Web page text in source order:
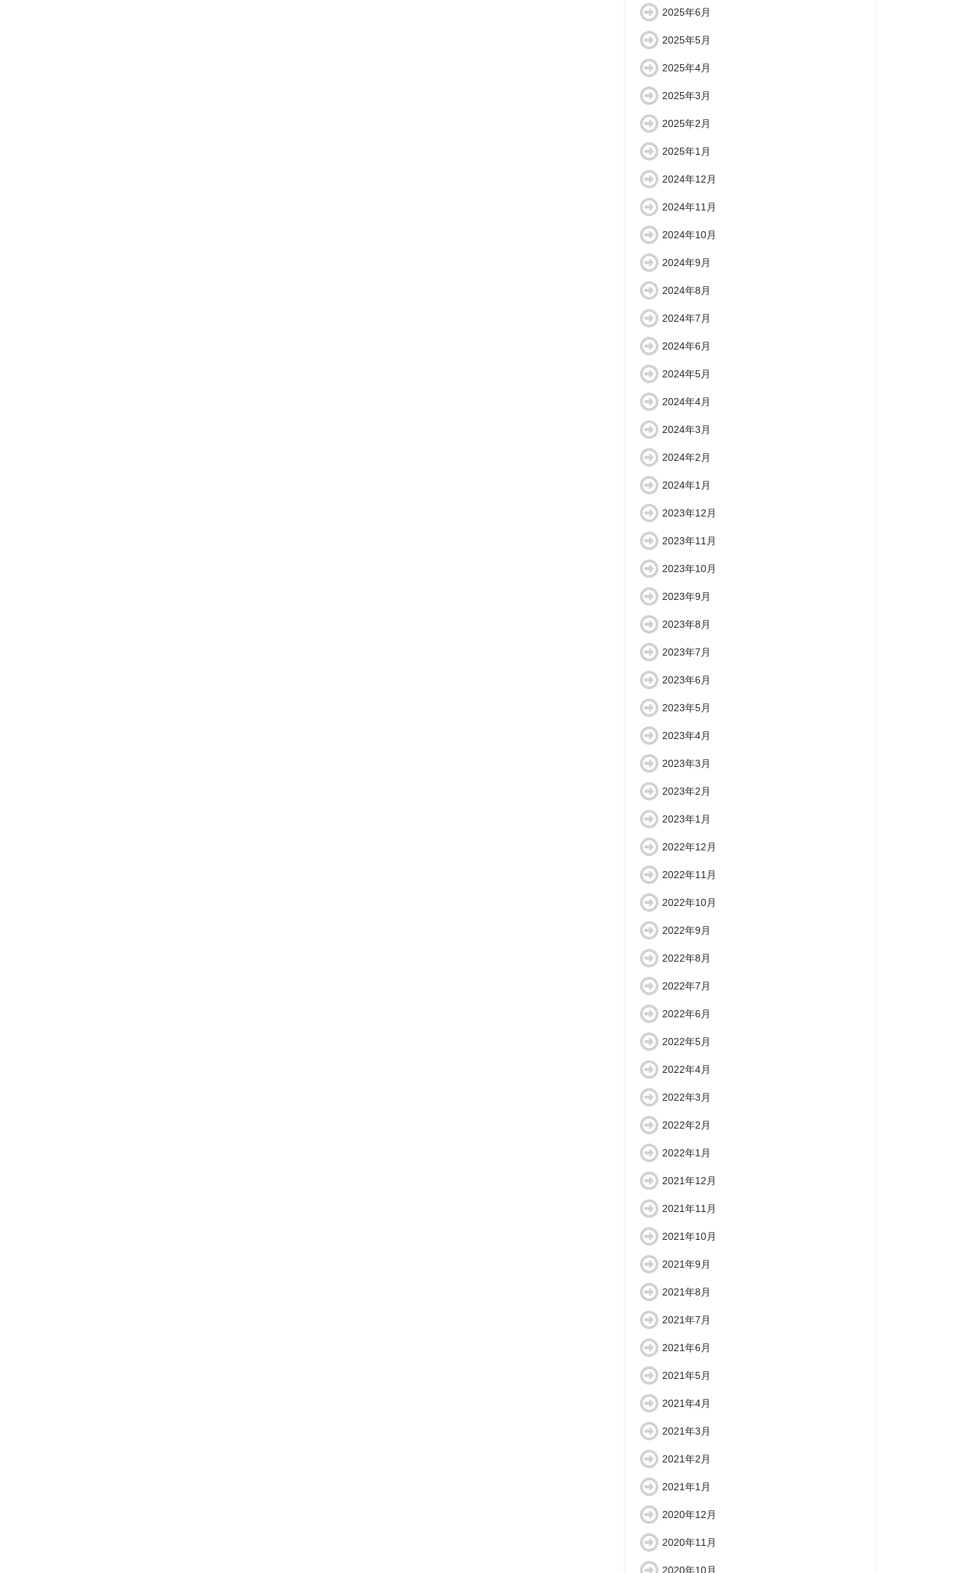
2025年6月
2025年5月
2025年4月
2025年3月
2025年2月
2025年1月
2024年12月
2024年11月
2024年10月
2024年9月
2024年8月
2024年7月
2024年6月
2024年5月
2024年4月
2024年3月
2024年2月
2024年1月
2023年12月
2023年11月
2023年10月
2023年9月
2023年8月
2023年7月
2023年6月
2023年5月
2023年4月
2023年3月
2023年2月
2023年1月
2022年12月
2022年11月
2022年10月
2022年9月
2022年8月
2022年7月
2022年6月
2022年5月
2022年4月
2022年3月
2022年2月
2022年1月
2021年12月
2021年11月
2021年10月
2021年9月
2021年8月
2021年7月
2021年6月
2021年5月
2021年4月
2021年3月
2021年2月
2021年1月
2020年12月
2020年11月
2020年10月